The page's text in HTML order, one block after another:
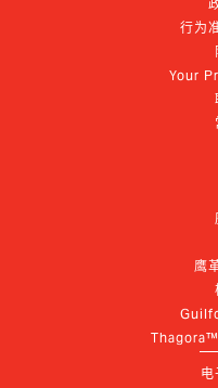
行为
Your
鹰
Thagora™
电